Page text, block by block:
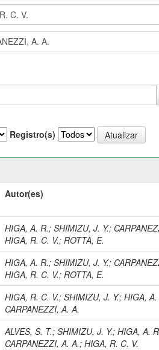
Registro(s)
Autor(es)
HIGA, A. R.;SHIMIZU, J. Y.;
HIGA, R. C. V.; ROTTA, E.
HIGA, A. R.;SHIMIZU, J. Y.;
HIGA, R. C. V.; ROTTA, E.
HIGA, R. C. V.;SHIMIZU, J. Y.;HIGA, A.
CARPANEZZI, A. A.
ALVES, S. T.;SHIMIZU, J. Y.;HIGA, A.
CARPANEZZI, A. A.;HIGA, R. C. V.